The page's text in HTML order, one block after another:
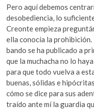
Pero aquí debemos
desobediencia, lo
Creonte empieza
ella conocía la prohibición.
bando se ha publicado a
que la muchacha no lo
para que todo vuelva a
buenas, sólidas e
cómo se dice para sus
traído ante mí la guardia